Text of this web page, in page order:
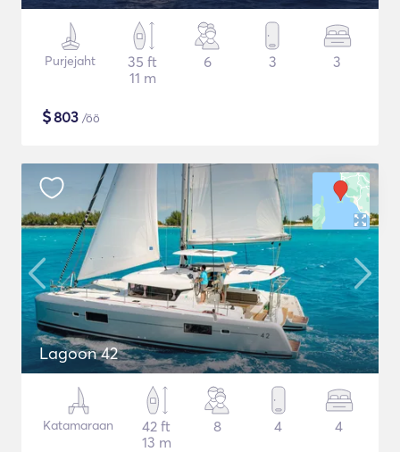
Purjejaht
35 ft
11 m
6 3 3
$803 /öö
Lagoon 42
Katamaraan
42 ft
13 m
8 4 4